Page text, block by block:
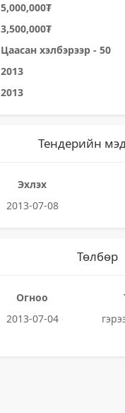
5,000,000₮
3,500,000₮
Цаасан хэлбэрээр - 50
2013
2013
Тендерийн
Эхлэх
2013-07-08
Төлбөр
Огноо
2013-07-04